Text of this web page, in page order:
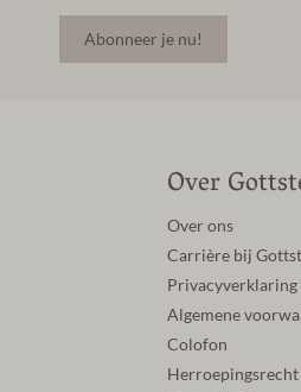
Abonneer je nu!
Over
Over ons
Carrière bij
Privacyverklaring
Algemene
Colofon
Herroepingsrecht